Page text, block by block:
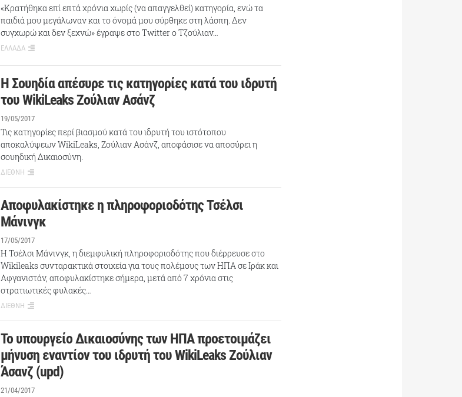
«Κρατήθηκα επί επτά χρόνια χωρίς (να απαγγελθεί) κατηγορία, ενώ τα
παιδιά μου μεγάλωναν και το όνομά μου σύρθηκε στη λάσπη. Δεν
συγχωρώ και δεν ξεχνώ» έγραψε στο Twitter ο Τζούλιαν…
ΕΛΛΑΔΑ
Η Σουηδία απέσυρε τις κατηγορίες κατά του ιδρυτή
του WikiLeaks Ζούλιαν Ασάνζ
19/05/2017
Τις κατηγορίες περί βιασμού κατά του ιδρυτή του ιστότοπου
αποκαλύψεων WikiLeaks, Ζούλιαν Ασάνζ, αποφάσισε να αποσύρει η
σουηδική Δικαιοσύνη.
ΔΙΕΘΝΗ
Αποφυλακίστηκε η πληροφοριοδότης Τσέλσι
Μάνινγκ
17/05/2017
Η Τσέλσι Μάνινγκ, η διεμφυλική πληροφοριοδότης που διέρρευσε στο
Wikileaks συνταρακτικά στοιχεία για τους πολέμους των ΗΠΑ σε Ιράκ και
Αφγανιστάν, αποφυλακίστηκε σήμερα, μετά από 7 χρόνια στις
στρατιωτικές φυλακές…
ΔΙΕΘΝΗ
Το υπουργείο Δικαιοσύνης των ΗΠΑ προετοιμάζει
μήνυση εναντίον του ιδρυτή του WikiLeaks Ζούλιαν
Άσανζ (upd)
21/04/2017